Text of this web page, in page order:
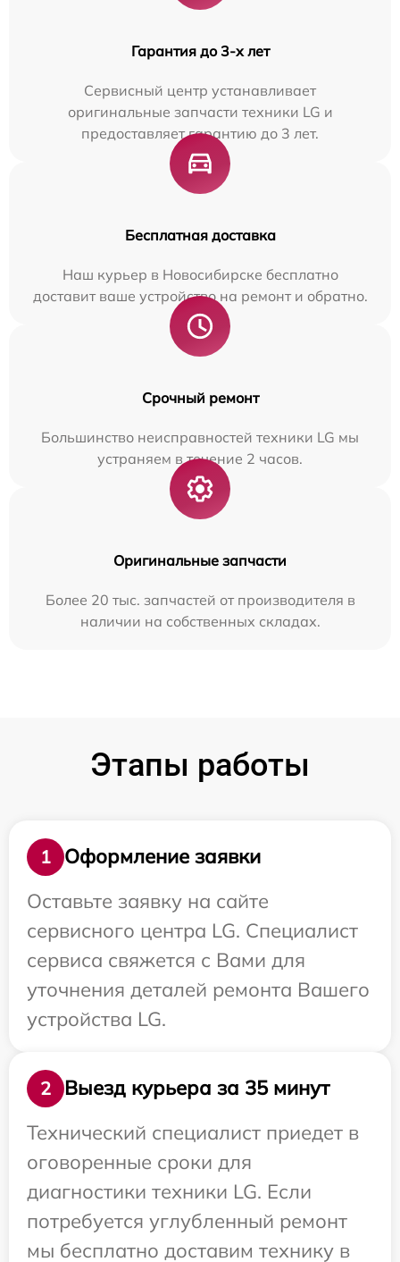
Гарантия до 3-х лет
Сервисный центр устанавливает
оригинальные запчасти техники LG и
предоставляет гарантию до 3 лет.
Бесплатная доставка
Наш курьер в Новосибирске бесплатно
доставит ваше устройство на ремонт и обратно.
Срочный ремонт
Большинство неисправностей техники LG мы
устраняем в течение 2 часов.
Оригинальные запчасти
Более 20 тыс. запчастей от производителя в
наличии на собственных складах.
Этапы работы
1
Оформление заявки
Оставьте заявку на сайте
сервисного центра LG. Специалист
сервиса свяжется с Вами для
уточнения деталей ремонта Вашего
устройства LG.
2
Выезд курьера за 35 минут
Технический специалист приедет в
оговоренные сроки для
диагностики техники LG. Если
потребуется углубленный ремонт
мы бесплатно доставим технику в